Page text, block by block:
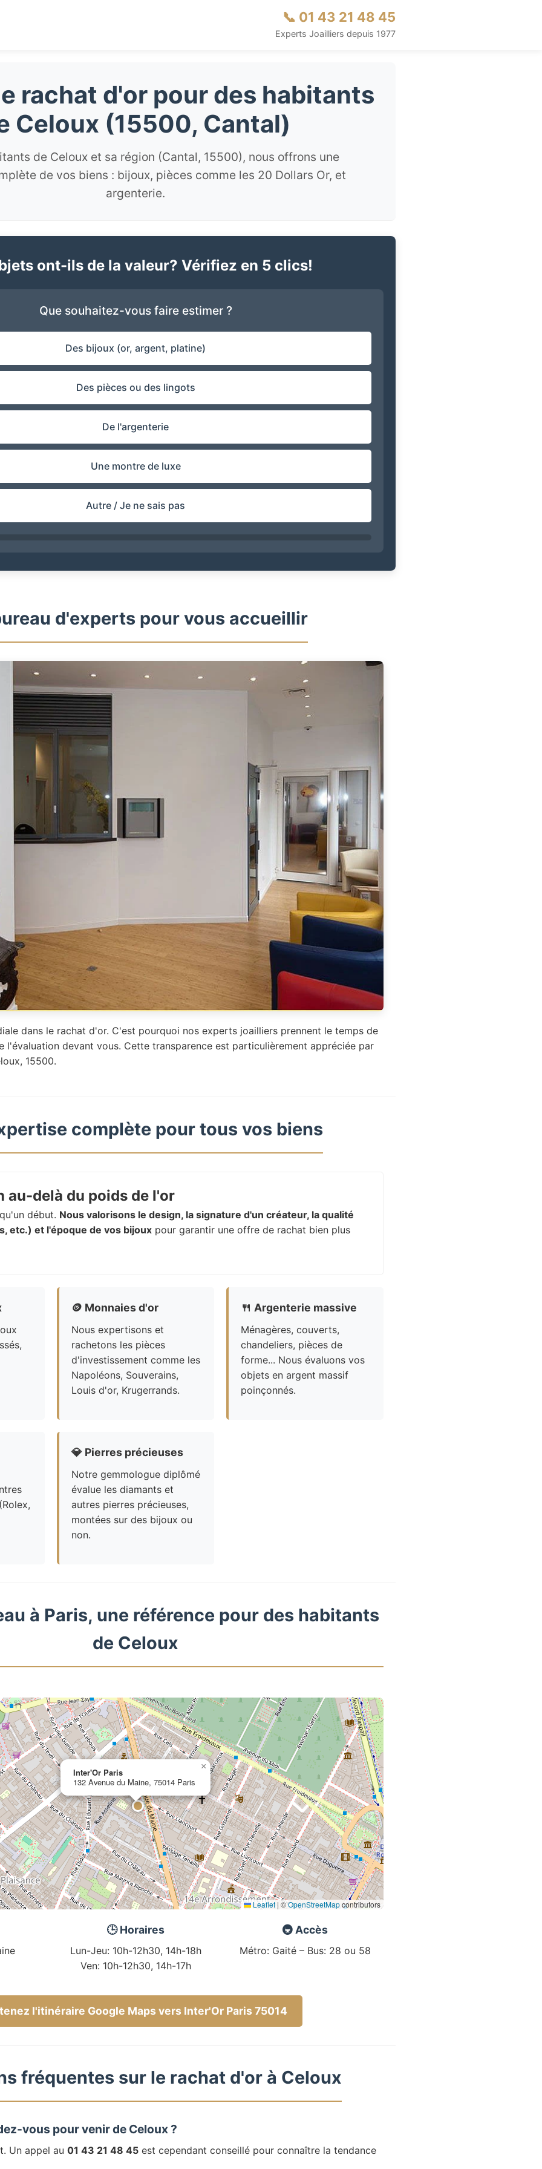
📞 01 43 21 48 45
Experts Joailliers depuis 1977
rachat d'or pour des habitants
Celoux (15500, Cantal)
de Celoux et sa région (Cantal, 15500), nous offrons une
de vos biens : bijoux, pièces comme les 20 Dollars Or, et
argenterie.
ont-ils de la valeur? Vérifiez en 5 clics!
Que souhaitez-vous faire estimer ?
Des bijoux (or, argent, platine)
Des pièces ou des lingots
De l'argenterie
Une montre de luxe
Autre / Je ne sais pas
d'experts pour vous accueillir
dans le rachat d'or. C'est pourquoi nos experts joailliers prennent le temps de
l'évaluation devant vous. Cette transparence est particulièrement appréciée par
15500.
complète pour tous vos biens
delà du poids de l'or
début. Nous valorisons le design, la signature d'un créateur, la qualité
etc.) et l'époque de vos bijoux pour garantir une offre de rachat bien plus
🪙 Monnaies d'or
Nous expertisons et
rachetons les pièces
d'investissement comme les
Napoléons, Souverains,
Louis d'or, Krugerrands.
🍴 Argenterie massive
Ménagères, couverts,
chandeliers, pièces de
forme... Nous évaluons vos
objets en argent massif
poinçonnés.
💎 Pierres précieuses
Notre gemmologue diplômé
évalue les diamants et
autres pierres précieuses,
montées sur des bijoux ou
non.
à Paris, une référence pour des habitants
de Celoux
Inter'Or Paris
132 Avenue du Maine, 75014 Paris
×
Leaflet | ©OpenStreetMapcontributors
🕒 Horaires
Lun-Jeu: 10h-12h30, 14h-18h
Ven: 10h-12h30, 14h-17h
🚇 Accès
Métro: Gaité – Bus: 28 ou 58
l'itinéraire Google Maps vers Inter'Or Paris 75014
fréquentes sur le rachat d'or à Celoux
vous pour venir de Celoux ?
Un appel au 01 43 21 48 45 est cependant conseillé pour connaître la tendance